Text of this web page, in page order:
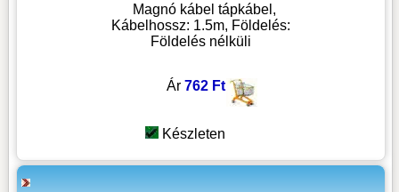
Magnó kábel tápkábel,
Kábelhossz: 1.5m, Földelés:
Földelés nélküli
Ár 762 Ft
Készleten